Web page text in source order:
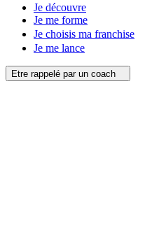
Je découvre
Je me forme
Je choisis ma franchise
Je me lance
Etre rappelé par un coach